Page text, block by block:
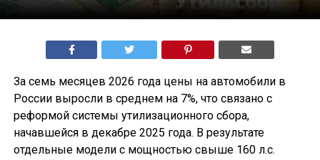
За семь месяцев 2026 года цены на автомобили в
России выросли в среднем на 7%, что связано с
реформой системы утилизационного сбора,
начавшейся в декабре 2025 года. В результате
отдельные модели с мощностью свыше 160 л.с.